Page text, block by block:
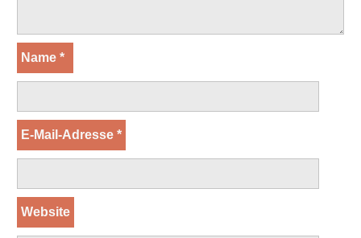
Name*
E-Mail-Adresse*
Website